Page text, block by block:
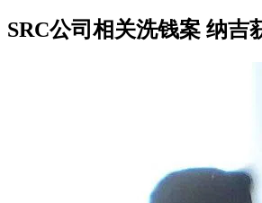
SRC公司相关洗钱案 纳吉